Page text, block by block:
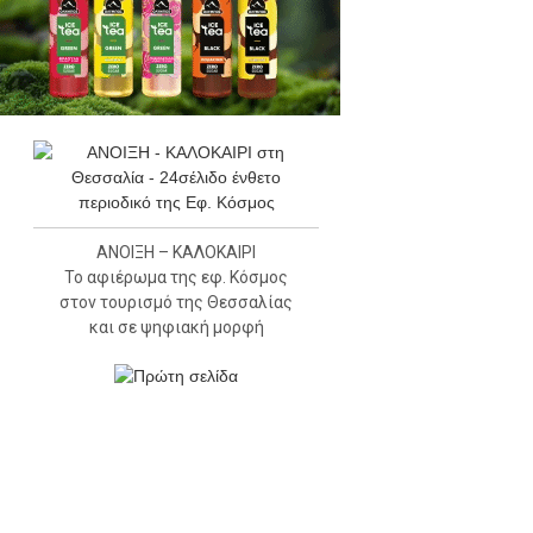
ΑΝΟΙΞΗ – ΚΑΛΟΚΑΙΡΙ
Το αφιέρωμα της εφ. Κόσμος
στον τουρισμό της Θεσσαλίας
και σε ψηφιακή μορφή